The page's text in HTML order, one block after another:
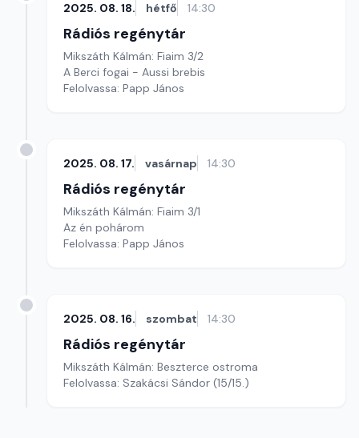
2025. 08. 18. hétfő 14:30
Rádiós regénytár
Mikszáth Kálmán: Fiaim 3/2
A Berci fogai - Aussi brebis
Felolvassa: Papp János
2025. 08. 17. vasárnap 14:30
Rádiós regénytár
Mikszáth Kálmán: Fiaim 3/1
Az én pohárom
Felolvassa: Papp János
2025. 08. 16. szombat 14:30
Rádiós regénytár
Mikszáth Kálmán: Beszterce ostroma
Felolvassa: Szakácsi Sándor (15/15.)